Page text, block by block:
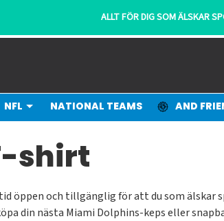
ALLT FÖR DIG SOM ÄLSKAR
NFL NATIONAL TEAMS AND
shirt
öppen och tillgänglig för att du som
din nästa Miami Dolphins-keps eller